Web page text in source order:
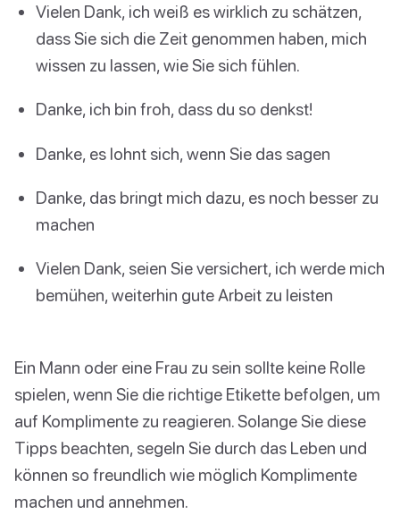
Vielen Dank, ich weiß es wirklich zu schätzen,
dass Sie sich die Zeit genommen haben, mich
wissen zu lassen, wie Sie sich fühlen.
Danke, ich bin froh, dass du so denkst!
Danke, es lohnt sich, wenn Sie das sagen
Danke, das bringt mich dazu, es noch besser zu
machen
Vielen Dank, seien Sie versichert, ich werde mich
bemühen, weiterhin gute Arbeit zu leisten
Ein Mann oder eine Frau zu sein sollte keine Rolle
spielen, wenn Sie die richtige Etikette befolgen, um
auf Komplimente zu reagieren. Solange Sie diese
Tipps beachten, segeln Sie durch das Leben und
können so freundlich wie möglich Komplimente
machen und annehmen.